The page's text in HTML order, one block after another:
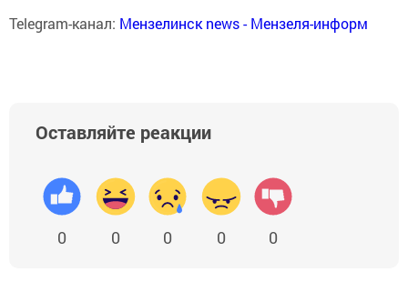
Telegram-канал: Мензелинск news - Мензеля-информ
Оставляйте реакции
0 0 0 0 0